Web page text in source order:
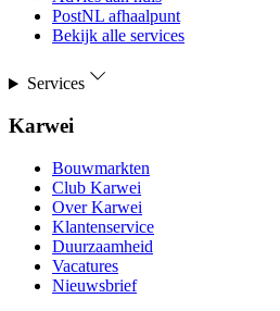
PostNL afhaalpunt
Bekijk alle services
Services
Karwei
Bouwmarkten
Club Karwei
Over Karwei
Klantenservice
Duurzaamheid
Vacatures
Nieuwsbrief